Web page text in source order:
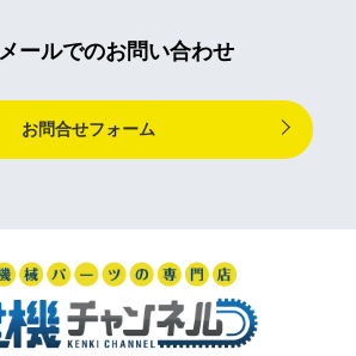
メールでのお問い合わせ
お問合せフォーム